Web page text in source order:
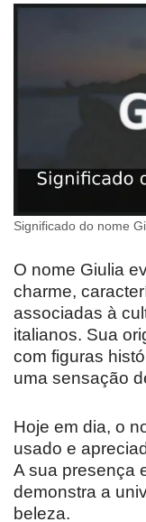
Significado do nome
O nome Giulia
charme,
associadas à
italianos. Sua
com figuras
uma sensação
Hoje em dia, o
usado e
A sua presença
demonstra a
beleza.